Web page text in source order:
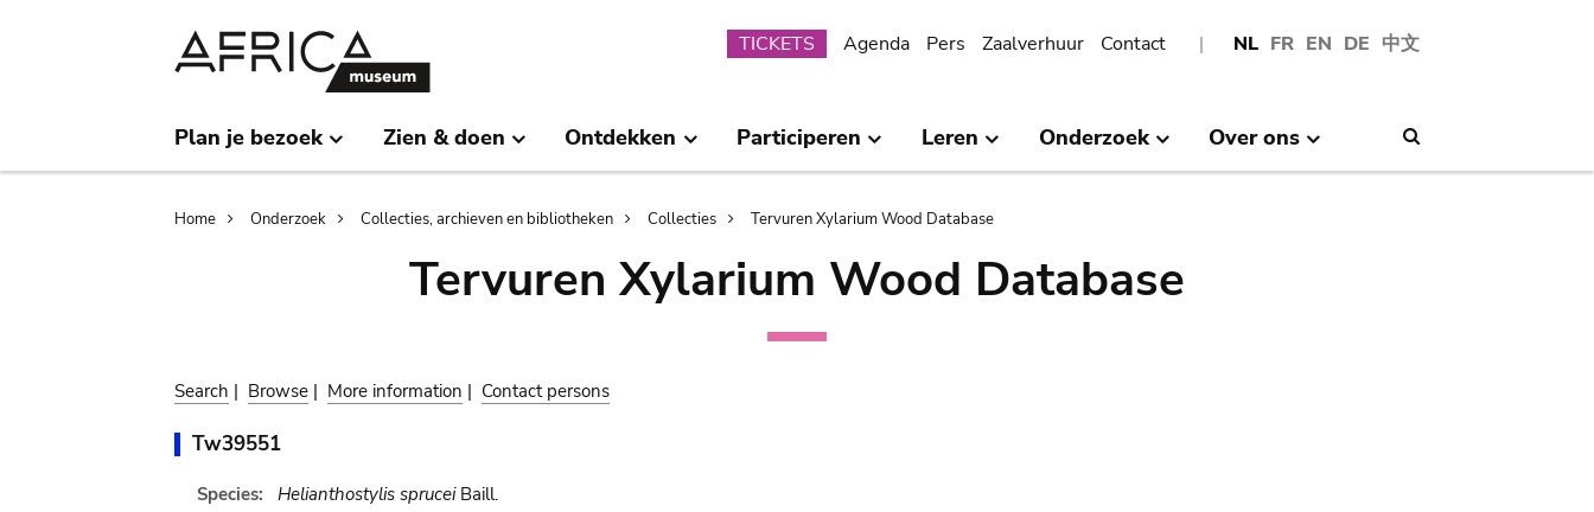
NL FR EN DE 中文
Submenu
TICKETS Agenda Pers Zaalverhuur Contact
Plan je bezoek Zien & doen Ontdekken Participeren Leren Onderzoek Over ons
Breadcrumb
Home Onderzoek Collecties, archieven en bibliotheken Collecties Tervuren Xylarium Wood Database
Tervuren Xylarium Wood Database
Search | Browse | More information | Contact persons
Tw39551
Species: Helianthostylis spruceiBaill.